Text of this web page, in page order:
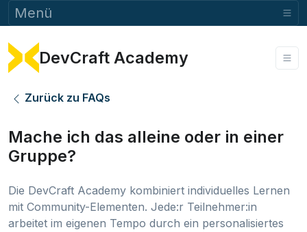
Menü
DevCraft Academy
Zurück zu FAQs
Mache ich das alleine oder in einer
Gruppe?
Die DevCraft Academy kombiniert individuelles Lernen
mit Community-Elementen. Jede:r Teilnehmer:in
arbeitet im eigenen Tempo durch ein personalisiertes